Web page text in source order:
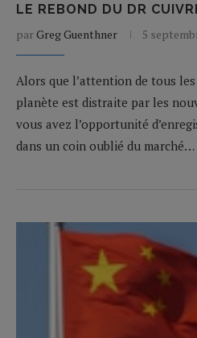
LE REBOND DU DR
parGreg Guenthner 5
Alors que l’attention de tous
planète est distraite par les
vous avez l’opportunité
dans un coin oublié du marché…